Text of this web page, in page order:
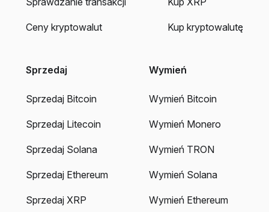
Ceny kryptowalut Kup kryptowalutę
Sprzedaj
Sprzedaj Bitcoin
Sprzedaj Litecoin
Sprzedaj Solana
Sprzedaj Ethereum
Sprzedaj XRP
Wymień
Wymień Bitcoin
Wymień Monero
Wymień TRON
Wymień Solana
Wymień Ethereum